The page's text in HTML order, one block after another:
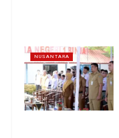
NUSANTARA